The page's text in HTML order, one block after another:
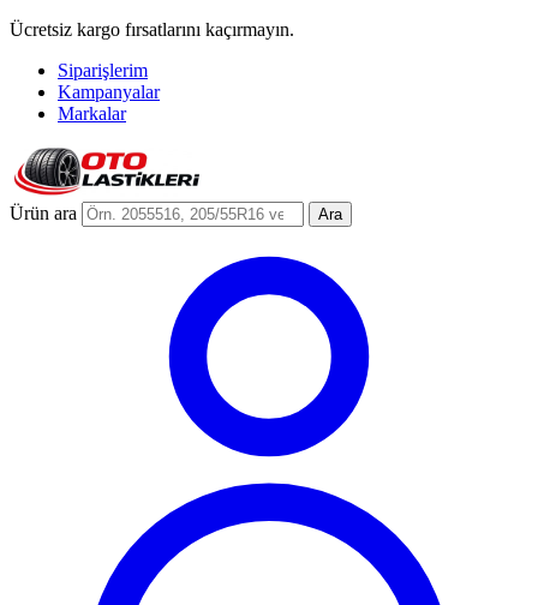
Ücretsiz kargo fırsatlarını kaçırmayın.
Siparişlerim
Kampanyalar
Markalar
Ürün ara Ara